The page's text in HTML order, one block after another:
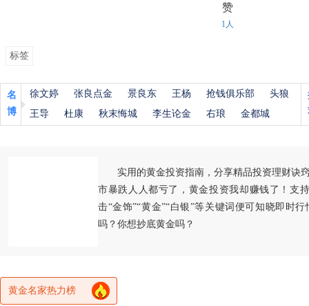
赞
1人
标签
名
博
徐文婷 张良点金 景良东 王杨 抢钱俱乐部
头狼
王导
杜康 秋末悔城 李生论金 右琅 金都城
实用的黄金投资指南，分享精品投资理财诀
市暴跌人人都亏了，黄金投资我却赚钱了！支
击“金饰”“黄金”“白银”等关键词便可知晓即时
吗？你想抄底黄金吗？
黄金名家热力榜